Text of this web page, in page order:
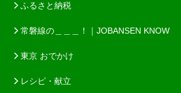
ふるさと納税
常磐線の＿＿＿！｜JOBANSEN KNOW
東京 おでかけ
レシピ・献立